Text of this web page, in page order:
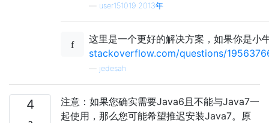
user151019 2013年
这里是一个更好的解决方案，如果你是小
stackoverflow.com/questions/
jedesah
4
注意：如果您确实需要Java6且不能与Java7一
起使用，那么您可能希望推迟安装Java7。原